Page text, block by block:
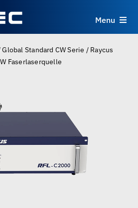
Menu
Produkte
Ressourcen
Über uns
Global Standard CW Serie / Raycus
Faserlaserquelle